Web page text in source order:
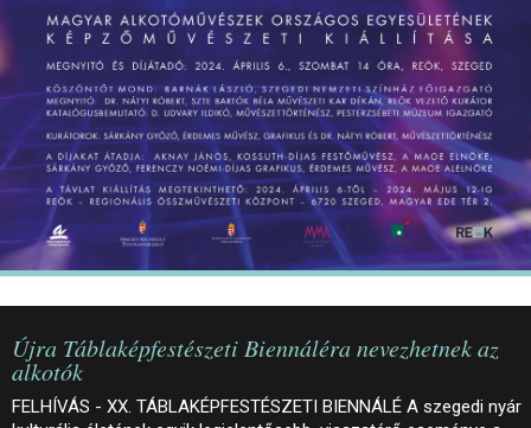
Újra Táblaképfestészeti Biennáléra nevezhetnek az
alkotók
FELHÍVÁS - XX. TÁBLAKÉPFESTÉSZETI BIENNÁLÉ A szegedi nyár